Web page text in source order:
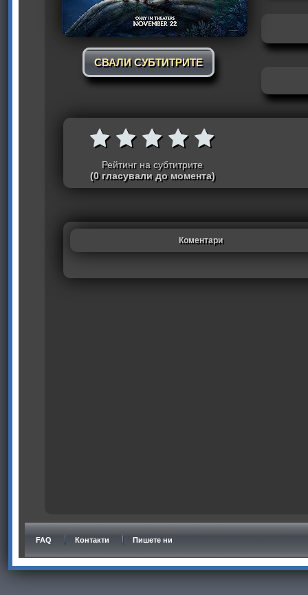
СВАЛИ СУБТИТРИТЕ
Рейтинг на субтитрите
(0 гласували до момента)
Коментари
FAQ Контакти Пишете ни